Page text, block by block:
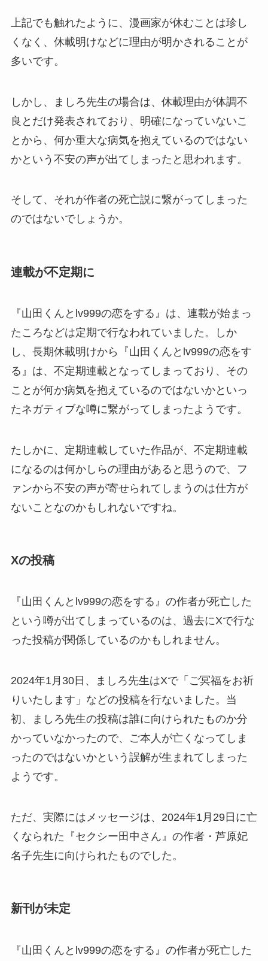
上記でも触れたように、漫画家が休むことは珍し
くなく、休載明けなどに理由が明かされることが
多いです。
しかし、ましろ先生の場合は、休載理由が体調不
良とだけ発表されており、明確になっていないこ
とから、何か重大な病気を抱えているのではない
かという不安の声が出てしまったと思われます。
そして、それが作者の死亡説に繋がってしまった
のではないでしょうか。
連載が不定期に
『山田くんとlv999の恋をする』は、連載が始まっ
たころなどは定期で行なわれていました。しか
し、長期休載明けから『山田くんとlv999の恋をす
る』は、不定期連載となってしまっており、その
ことが何か病気を抱えているのではないかといっ
たネガティブな噂に繋がってしまったようです。
たしかに、定期連載していた作品が、不定期連載
になるのは何かしらの理由があると思うので、フ
ァンから不安の声が寄せられてしまうのは仕方が
ないことなのかもしれないですね。
Xの投稿
『山田くんとlv999の恋をする』の作者が死亡した
という噂が出てしまっているのは、過去にXで行な
った投稿が関係しているのかもしれません。
2024年1月30日、ましろ先生はXで「ご冥福をお祈
りいたします」などの投稿を行ないました。当
初、ましろ先生の投稿は誰に向けられたものか分
かっていなかったので、ご本人が亡くなってしま
ったのではないかという誤解が生まれてしまった
ようです。
ただ、実際にはメッセージは、2024年1月29日に亡
くなられた『セクシー田中さん』の作者・芦原妃
名子先生に向けられたものでした。
新刊が未定
『山田くんとlv999の恋をする』の作者が死亡した